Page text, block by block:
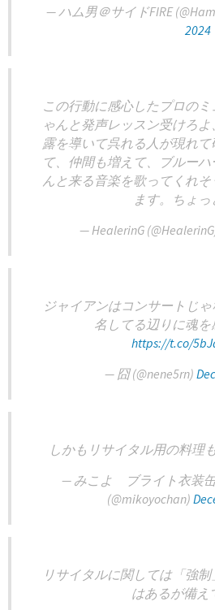
— ハム男＠サイドFIRE
2024
この行動に感心したプロの
ゃんと発声レッスン受けろ
露を導いて呉れる人が現れ
て、仲間も増えて、ブルー
んと来る音楽を歌ってくれ
ます。ちょっ
— HealerinG
ジャイアンはコンサートじ
名してる辺りに魂
https://t.co/
— 囧 (@nene5rn)
しかもリサイタル用の料理
— みこよ ブライト衣装
(@mikoyochan)
リサイタルに関しては「強
はあるが備え